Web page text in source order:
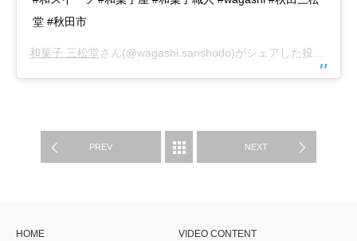
堂 #秋田市
和菓子 三松堂さん(@wagashi.sanshodo)がシェアした投稿 –
PREV
制作実績 NEXT
HOME VIDEO CONTENT